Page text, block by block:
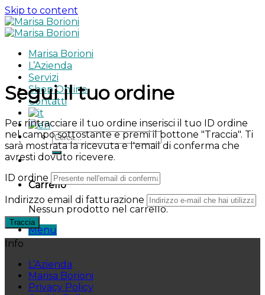
Skip to content
Marisa Borioni
L’Azienda
Servizi
Shop Online
Contatti
Carrello
Nessun prodotto nel carrello.
Menu
Segui il tuo ordine
Per rintracciare il tuo ordine inserisci il tuo ID ordine
nel campo sottostante e premi il bottone "Traccia". Ti
sarà mostrata la ricevuta e l'email di conferma che
avresti dovuto ricevere.
ID ordine
Indirizzo email di fatturazione
Traccia
Info
L’Azienda
Marisa Borioni
Privacy Policy